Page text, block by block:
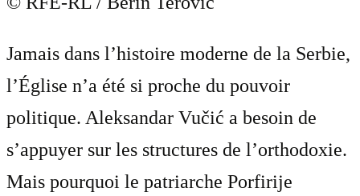
Jamais dans l’histoire moderne de la Serbie,
l’Église n’a été si proche du pouvoir
politique. Aleksandar Vučić a besoin de
s’appuyer sur les structures de l’orthodoxie.
Mais pourquoi le patriarche Porfirije